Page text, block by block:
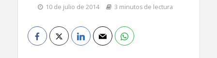
10 de julio de 2014 3 minutos de lectura